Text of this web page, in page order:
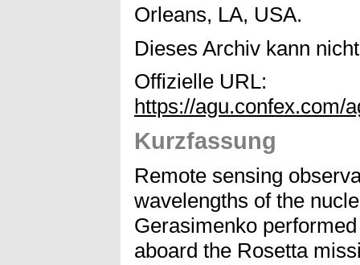
Orleans, LA, USA.
Dieses Archiv kann
Offizielle URL:
https://agu.confex.com/
Kurzfassung
Remote sensing
wavelengths of the
Gerasimenko
aboard the Rosetta